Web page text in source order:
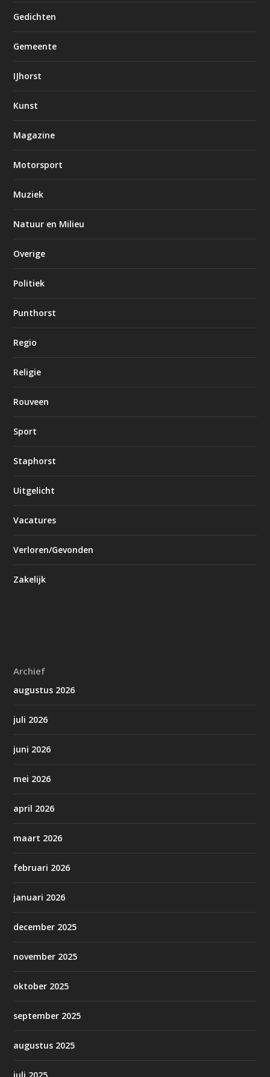
Gedichten
Gemeente
IJhorst
Kunst
Magazine
Motorsport
Muziek
Natuur en Milieu
Overige
Politiek
Punthorst
Regio
Religie
Rouveen
Sport
Staphorst
Uitgelicht
Vacatures
Verloren/Gevonden
Zakelijk
Archief
augustus 2026
juli 2026
juni 2026
mei 2026
april 2026
maart 2026
februari 2026
januari 2026
december 2025
november 2025
oktober 2025
september 2025
augustus 2025